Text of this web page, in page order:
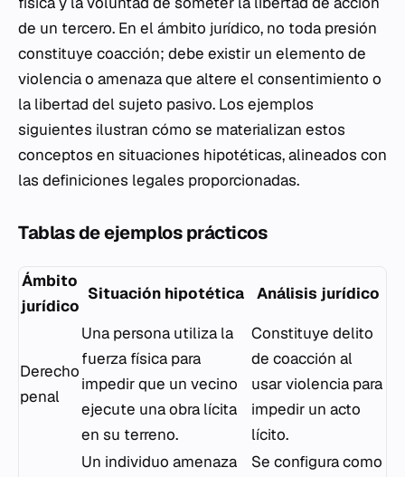
de un tercero. En el ámbito jurídico, no toda presión
constituye coacción; debe existir un elemento de
violencia o amenaza que altere el consentimiento o
la libertad del sujeto pasivo. Los ejemplos
siguientes ilustran cómo se materializan estos
conceptos en situaciones hipotéticas, alineados con
las definiciones legales proporcionadas.
Tablas de ejemplos prácticos
Ámbito
jurídico
Situación hipotética Análisis jurídico
Derecho
penal
Una persona utiliza la
fuerza física para
impedir que un vecino
ejecute una obra lícita
en su terreno.
Constituye delito
de coacción al
usar violencia para
impedir un acto
lícito.
Un individuo amenaza
Se configura como